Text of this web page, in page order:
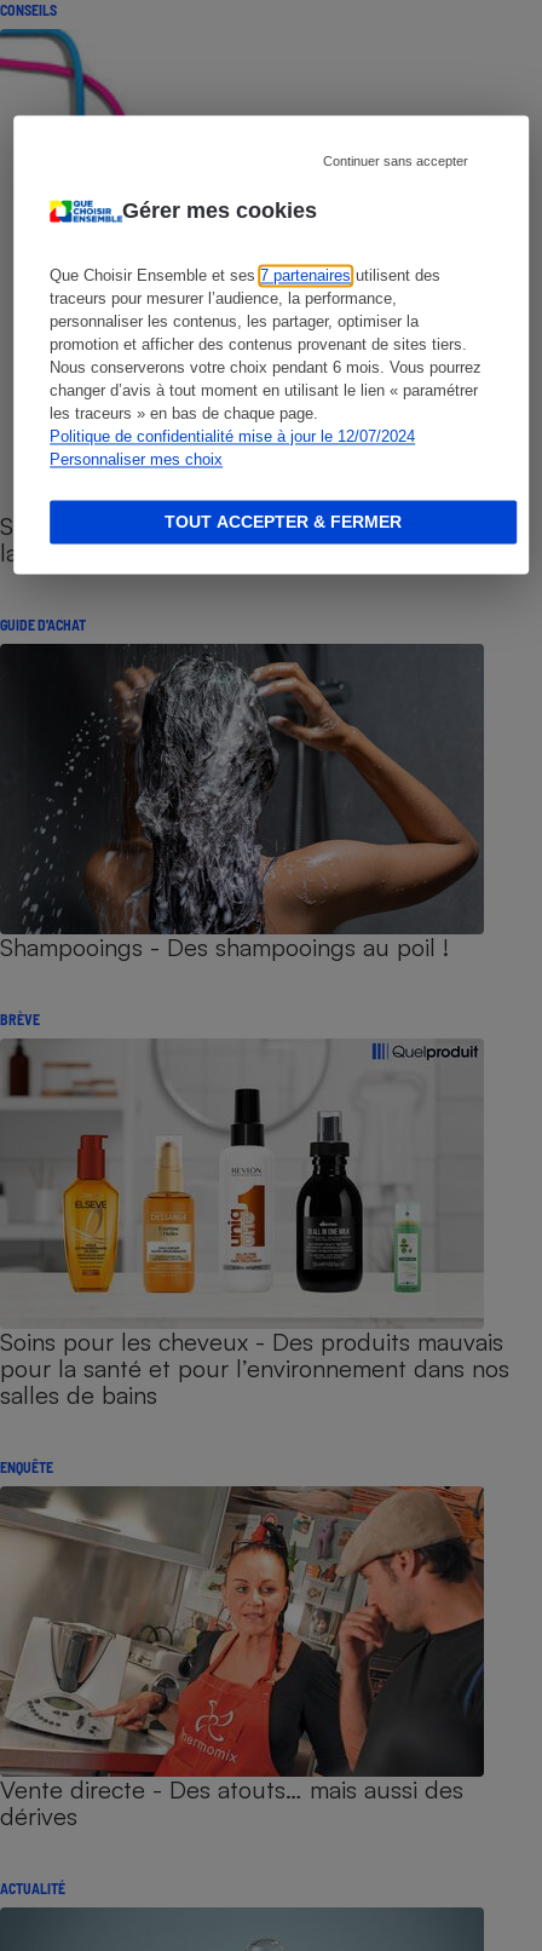
Gérer mes cookies
Que Choisir Ensemble et ses7 partenaires utilisent des
traceurs pour mesurer l’audience, la performance,
personnaliser les contenus, les partager, optimiser la
promotion et afficher des contenus provenant de sites tiers.
Nous conserverons votre choix pendant 6 mois. Vous pourrez
changer d’avis à tout moment en utilisant le lien « paramétrer
les traceurs » en bas de chaque page.
Politique de confidentialité mise à jour le 12/07/2024
Personnaliser mes choix
Continuer sans accepter
TOUT ACCEPTER & FERMER
CONSEILS
Sites de rencontres - Nos conseils pour vous
lancer
GUIDE D'ACHAT
Shampooings - Des shampooings au poil !
BRÈVE
Soins pour les cheveux - Des produits mauvais
pour la santé et pour l’environnement dans nos
salles de bains
ENQUÊTE
Vente directe - Des atouts… mais aussi des
dérives
ACTUALITÉ